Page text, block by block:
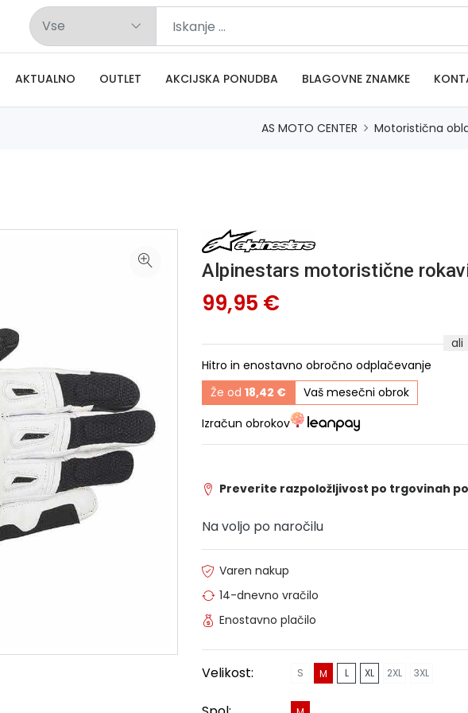
AKTUALNO OUTLET AKCIJSKA PONUDBA BLAGOVNE ZNAMKE
AS MOTO CENTER Motoristična
Alpinestars motoristične
99,95 €
ali
Hitro in enostavno obročno odplačevanje
Že od 18,42 €
Vaš mesečni obrok
Izračun obrokov
Preverite razpoložljivost po trgovinah
Na voljo po naročilu
Varen nakup
14-dnevno vračilo
Enostavno plačilo
Velikost: S M L XL 2XL 3XL